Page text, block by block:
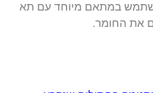
במתאם מיוחד עם תא
את החומר.